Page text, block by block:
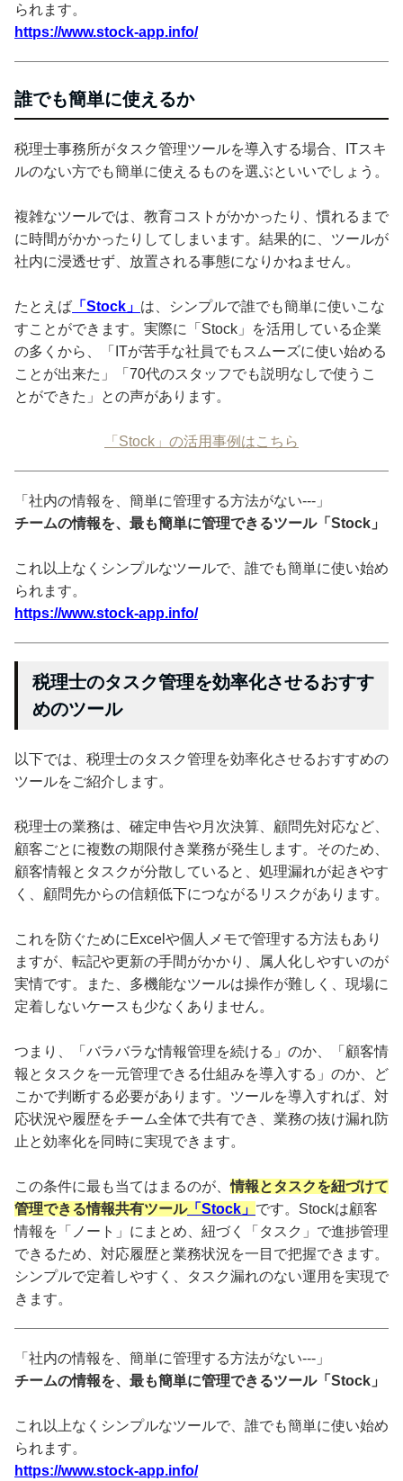
られます。
https://www.stock-app.info/
誰でも簡単に使えるか
税理士事務所がタスク管理ツールを導入する場合、ITスキ
ルのない方でも簡単に使えるものを選ぶといいでしょう。
複雑なツールでは、教育コストがかかったり、慣れるまで
に時間がかかったりしてしまいます。結果的に、ツールが
社内に浸透せず、放置される事態になりかねません。
たとえば 「Stock」 は、シンプルで誰でも簡単に使いこな
すことができます。実際に「Stock」を活用している企業
の多くから、「ITが苦手な社員でもスムーズに使い始める
ことが出来た」「70代のスタッフでも説明なしで使うこ
とができた」との声があります。
「Stock」の活用事例はこちら
「社内の情報を、簡単に管理する方法がない---」
チームの情報を、最も簡単に管理できるツール「Stock」
これ以上なくシンプルなツールで、誰でも簡単に使い始め
られます。
https://www.stock-app.info/
税理士のタスク管理を効率化させるおすす
めのツール
以下では、税理士のタスク管理を効率化させるおすすめの
ツールをご紹介します。
税理士の業務は、確定申告や月次決算、顧問先対応など、
顧客ごとに複数の期限付き業務が発生します。そのため、
顧客情報とタスクが分散していると、処理漏れが起きやす
く、顧問先からの信頼低下につながるリスクがあります。
これを防ぐためにExcelや個人メモで管理する方法もあり
ますが、転記や更新の手間がかかり、属人化しやすいのが
実情です。また、多機能なツールは操作が難しく、現場に
定着しないケースも少なくありません。
つまり、「バラバラな情報管理を続ける」のか、「顧客情
報とタスクを一元管理できる仕組みを導入する」のか、ど
こかで判断する必要があります。ツールを導入すれば、対
応状況や履歴をチーム全体で共有でき、業務の抜け漏れ防
止と効率化を同時に実現できます。
この条件に最も当てはまるのが、情報とタスクを紐づけて
管理できる情報共有ツール「Stock」 です。Stockは顧客
情報を「ノート」にまとめ、紐づく「タスク」で進捗管理
できるため、対応履歴と業務状況を一目で把握できます。
シンプルで定着しやすく、タスク漏れのない運用を実現で
きます。
「社内の情報を、簡単に管理する方法がない---」
チームの情報を、最も簡単に管理できるツール「Stock」
これ以上なくシンプルなツールで、誰でも簡単に使い始め
られます。
https://www.stock-app.info/